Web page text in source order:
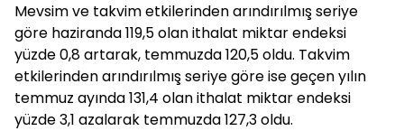
Mevsim ve takvim etkilerinden arındırılmış seriye
göre haziranda 119,5 olan ithalat miktar endeksi
yüzde 0,8 artarak, temmuzda 120,5 oldu. Takvim
etkilerinden arındırılmış seriye göre ise geçen yılın
temmuz ayında 131,4 olan ithalat miktar endeksi
yüzde 3,1 azalarak temmuzda 127,3 oldu.